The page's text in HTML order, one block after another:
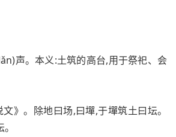
声。本义:土筑的高台,用于祭祀、会
》。除地曰场,曰墠,于墠筑土曰坛。